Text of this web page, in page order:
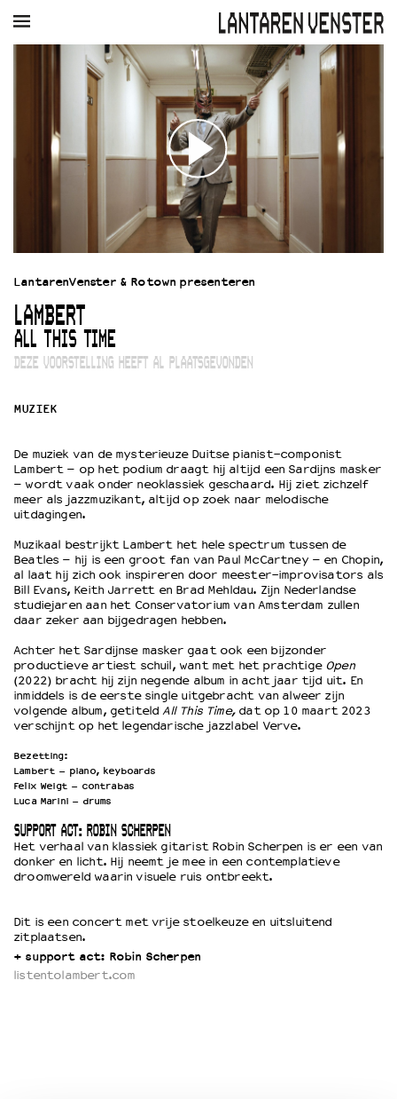
FILM MUZIEK RESTAURANT VERHUUR
Winkelmandje
Zoek
PLAN JE BEZOEK
Openingstijden & contact
Bereikbaarheid
EDUCATIE
Schoolvoorstellingen
Filmprogramma’s Primair Onderwijs
Filmprogramma’s VO/MBO
Wat we doen
Werken bij
Wie is wie
Historie
Partners
Huisregels
Privacyverklaring
Duurzaamheid
Culturele boycot Israël
Ruimte voor artistieke vrijheid – VNPF
LantarenVenster & Rotown presenteren
LAMBERT
ALL THIS TIME
DEZE VOORSTELLING HEEFT AL PLAATSGEVONDEN
MUZIEK
De muziek van de mysterieuze Duitse pianist-componist
Lambert – op het podium draagt hij altijd een Sardijns masker
– wordt vaak onder neoklassiek geschaard. Hij ziet zichzelf
meer als jazzmuzikant, altijd op zoek naar melodische
uitdagingen.
Muzikaal bestrijkt Lambert het hele spectrum tussen de
Beatles – hij is een groot fan van Paul McCartney – en Chopin,
al laat hij zich ook inspireren door meester-improvisators als
Bill Evans, Keith Jarrett en Brad Mehldau. Zijn Nederlandse
studiejaren aan het Conservatorium van Amsterdam zullen
daar zeker aan bijgedragen hebben.
Achter het Sardijnse masker gaat ook een bijzonder
productieve artiest schuil, want met het prachtige Open
(2022) bracht hij zijn negende album in acht jaar tijd uit. En
inmiddels is de eerste single uitgebracht van alweer zijn
volgende album, getiteldAll This Time,dat op 10 maart 2023
verschijnt op het legendarische jazzlabel Verve.
Bezetting:
Lambert – piano, keyboards
Felix Weigt – contrabas
Luca Marini – drums
SUPPORT ACT: ROBIN SCHERPEN
Het verhaal van klassiek gitarist Robin Scherpen is er een van
donker en licht. Hij neemt je mee in een contemplatieve
droomwereld waarin visuele ruis ontbreekt.
Dit is een concert met vrije stoelkeuze en uitsluitend
zitplaatsen.
+ support act: Robin Scherpen
listentolambert.com